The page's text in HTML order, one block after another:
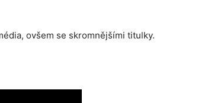
ovšem se skromnějšími titulky.